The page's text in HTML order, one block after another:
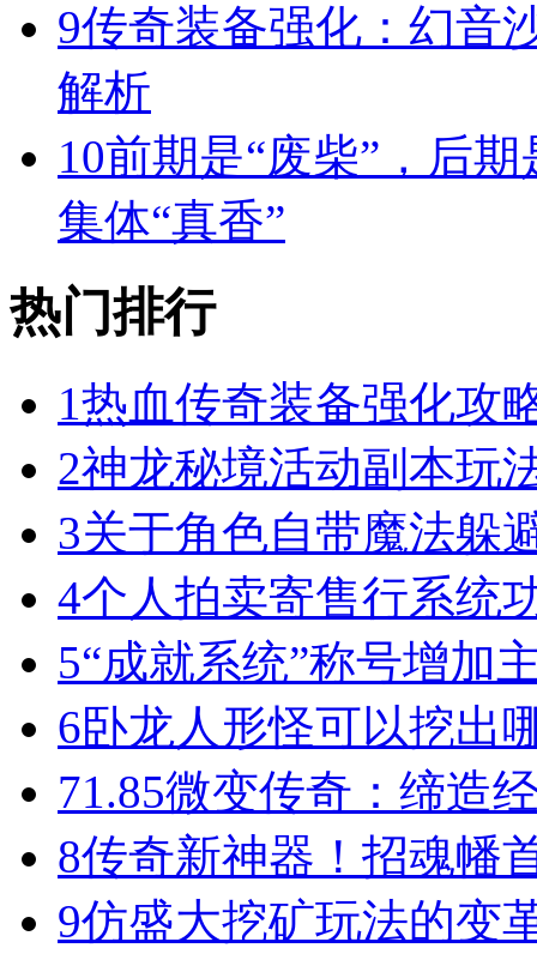
9传奇装备强化：幻音
解析
10前期是“废柴”，后
集体“真香”
热门排行
1热血传奇装备强化攻
2神龙秘境活动副本玩
3关于角色自带魔法躲
4个人拍卖寄售行系统
5“成就系统”称号增加
6卧龙人形怪可以挖出
71.85微变传奇：缔造
8传奇新神器！招魂幡
9仿盛大挖矿玩法的变